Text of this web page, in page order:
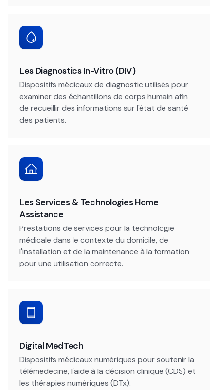
Les Diagnostics In-Vitro (DIV)
Dispositifs médicaux de diagnostic utilisés pour
examiner des échantillons de corps humain afin
de recueillir des informations sur l'état de santé
des patients.
Les Services & Technologies Home
Assistance
Prestations de services pour la technologie
médicale dans le contexte du domicile, de
l'installation et de la maintenance à la formation
pour une utilisation correcte.
Digital MedTech
Dispositifs médicaux numériques pour soutenir la
télémédecine, l'aide à la décision clinique (CDS) et
les thérapies numériques (DTx).